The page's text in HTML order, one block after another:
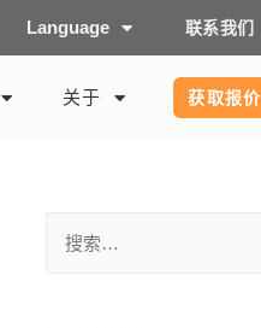
Language 联系我们
关于 获取报价